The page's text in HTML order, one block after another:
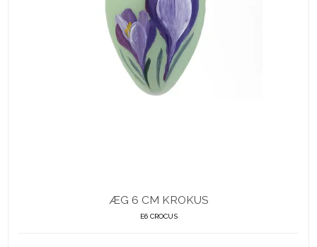
ÆG 6 CM KROKUS
E6 CROCUS